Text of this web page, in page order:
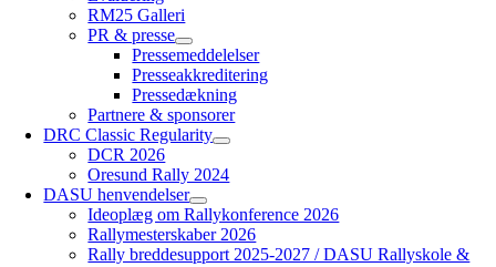
RM25 Galleri
PR & presse
Pressemeddelelser
Presseakkreditering
Pressedækning
Partnere & sponsorer
DRC Classic Regularity
DCR 2026
Oresund Rally 2024
DASU henvendelser
Ideoplæg om Rallykonference 2026
Rallymesterskaber 2026
Rally breddesupport 2025-2027 / DASU Rallyskole &